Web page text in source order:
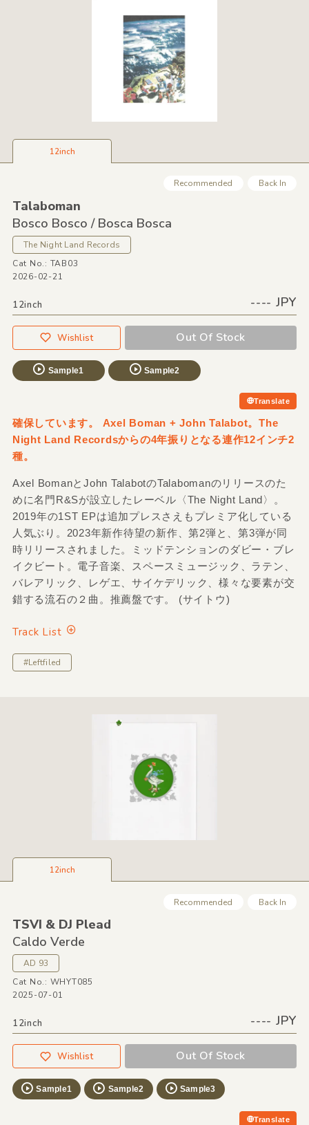
12inch
Recommended Back In
Talaboman
Bosco Bosco /Bosca Bosca
The Night Land Records
Cat No.: TAB03
2026-02-21
12inch ---- JPY
Wishlist Out Of Stock
Sample1 Sample2
Translate
確保しています。 Axel Boman + John Talabot。The
Night Land Recordsからの4年振りとなる連作12インチ2
種。
Axel BomanとJohn TalabotのTalabomanのリリースのた
めに名門R&Sが設立したレーベル〈The Night Land〉。
2019年の1ST EPは追加プレスさえもプレミア化している
人気ぶり。2023年新作待望の新作、第2弾と、第3弾が同
時リリースされました。ミッドテンションのダビー・ブレ
イクビート。電子音楽、スペースミュージック、ラテン、
バレアリック、レゲエ、サイケデリック、様々な要素が交
錯する流石の２曲。推薦盤です。 (サイトウ)
Track List
#Leftfiled
12inch
Recommended Back In
TSVI &DJ Plead
Caldo Verde
AD 93
Cat No.: WHYT085
2025-07-01
12inch ---- JPY
Wishlist Out Of Stock
Sample1 Sample2 Sample3
Translate